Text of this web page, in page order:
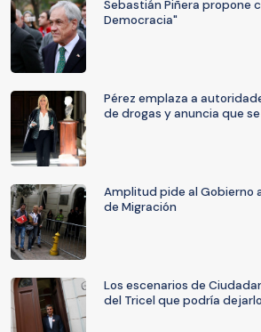
Sebastián Piñera propone
Democracia"
Pérez emplaza a
de drogas y anuncia que
Amplitud pide al Gobierno
de Migración
Los escenarios de
del Tricel que podría